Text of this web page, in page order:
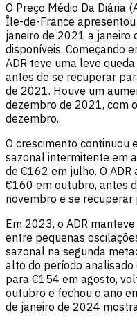
O Preço Médio Da Diária
Île-de-France
janeiro de 2021 a janeiro
disponíveis. Começando
ADR teve uma leve
antes de se recuperar
de 2021. Houve um
dezembro de 2021, com
dezembro.
O crescimento continuou
sazonal intermitente em
de €162 em julho. O
€160 em outubro, antes
novembro e se
Em 2023, o ADR
entre pequenas
sazonal na segunda
alto do período analisado
para €154 em agosto,
outubro e fechou o ano
de janeiro de 2024